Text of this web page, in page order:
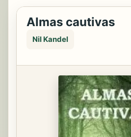
Almas cautivas
Nil Kandel